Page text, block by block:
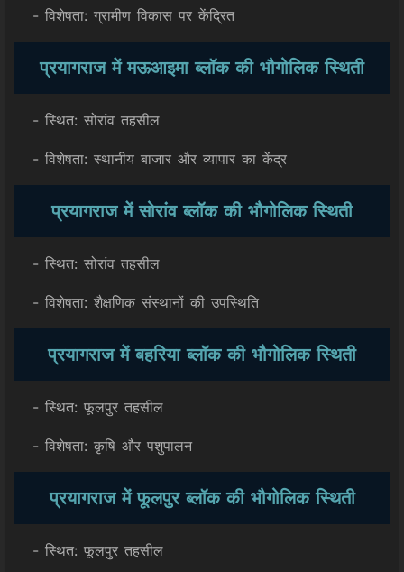
- विशेषता: ग्रामीण विकास पर केंद्रित
प्रयागराज में मऊआइमा ब्लॉक की भौगोलिक स्थिती
- स्थित: सोरांव तहसील
- विशेषता: स्थानीय बाजार और व्यापार का केंद्र
प्रयागराज में सोरांव ब्लॉक की भौगोलिक स्थिती
- स्थित: सोरांव तहसील
- विशेषता: शैक्षणिक संस्थानों की उपस्थिति
प्रयागराज में बहरिया ब्लॉक की भौगोलिक स्थिती
- स्थित: फूलपुर तहसील
- विशेषता: कृषि और पशुपालन
प्रयागराज में फूलपुर ब्लॉक की भौगोलिक स्थिती
- स्थित: फूलपुर तहसील